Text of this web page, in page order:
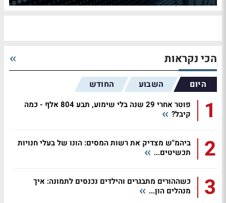
הכי נקראות
היום השבוע החודש
1
פוטר אחרי 29 שנה בלי שימוע, תבע 804 אלף - כמה
קיבל?
2
ביהמ"ש מצדיק את רשות המסים: הונו של בעלי חנויות
תכשיטים...
3
כשההורים מתבגרים והילדים נכנסים לתמונה: איך
מנהלים הון...